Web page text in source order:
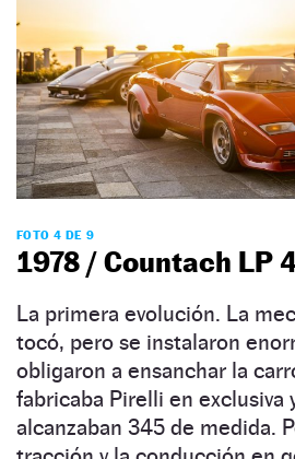
FOTO 4 DE 9
1978 / Countach LP
La primera evolución. La
tocó, pero se instalaron
obligaron a ensanchar la
fabricaba Pirelli en exclusiva
alcanzaban 345 de medida.